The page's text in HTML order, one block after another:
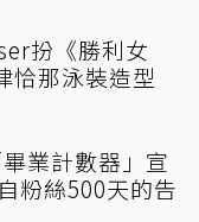
扮《勝利女
恰那泳裝造型
業計數器」宣
粉絲500天的告